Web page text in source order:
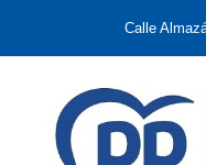
Calle